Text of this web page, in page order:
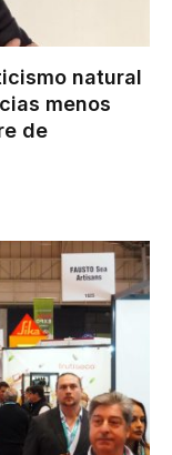
natural
menos
de